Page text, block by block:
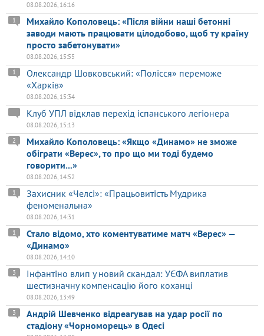
08.08.2026, 16:16
Михайло Кополовець: «Після війни наші бетонні
заводи мають працювати цілодобово, щоб ту країну
просто забетонувати»
1
08.08.2026, 15:55
Олександр Шовковський: «Полісся» переможе
«Харків»
1
08.08.2026, 15:34
Клуб УПЛ відклав перехід іспанського легіонера
08.08.2026, 15:13
Михайло Кополовець: «Якщо «Динамо» не зможе
обіграти «Верес», то про що ми тоді будемо
говорити...»
2
08.08.2026, 14:52
Захисник «Челсі»: «Працьовитість Мудрика
феноменальна»
1
08.08.2026, 14:31
Стало відомо, хто коментуватиме матч «Верес» —
«Динамо»
1
08.08.2026, 14:10
Інфантіно влип у новий скандал: УЄФА виплатив
шестизначну компенсацію його коханці
3
08.08.2026, 13:49
Андрій Шевченко відреагував на удар росії по
стадіону «Чорноморець» в Одесі
3